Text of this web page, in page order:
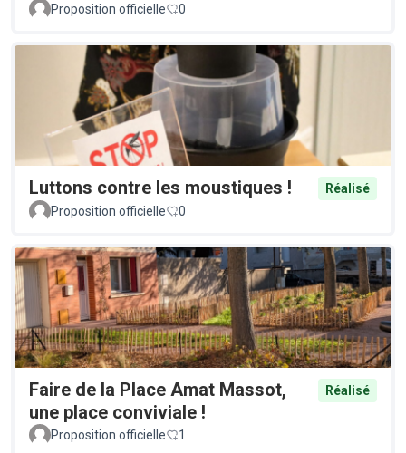
Proposition officielle 0
Luttons contre les moustiques !
Réalisé
Proposition officielle
0
Faire de la Place Amat Massot,
une place conviviale !
Réalisé
Proposition officielle 1